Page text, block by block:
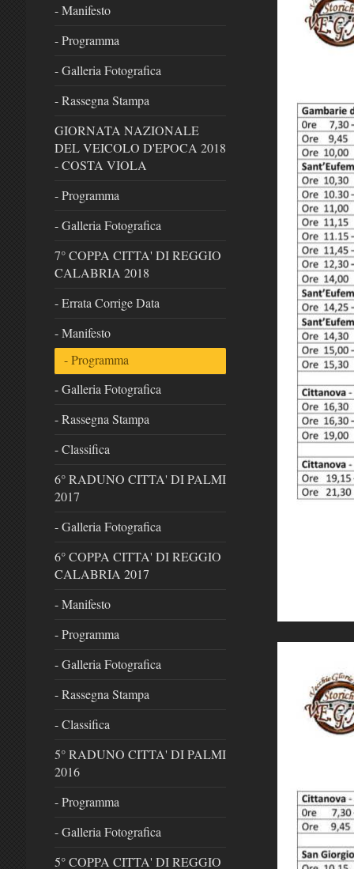
- Manifesto
- Programma
- Galleria Fotografica
- Rassegna Stampa
GIORNATA NAZIONALE
DEL VEICOLO D'EPOCA 2018
- COSTA VIOLA
- Programma
- Galleria Fotografica
7° COPPA CITTA' DI REGGIO
CALABRIA 2018
- Errata Corrige Data
- Manifesto
- Programma
- Galleria Fotografica
- Rassegna Stampa
- Classifica
6° RADUNO CITTA' DI PALMI
2017
- Galleria Fotografica
6° COPPA CITTA' DI REGGIO
CALABRIA 2017
- Manifesto
- Programma
- Galleria Fotografica
- Rassegna Stampa
- Classifica
5° RADUNO CITTA' DI PALMI
2016
- Programma
- Galleria Fotografica
5° COPPA CITTA' DI REGGIO